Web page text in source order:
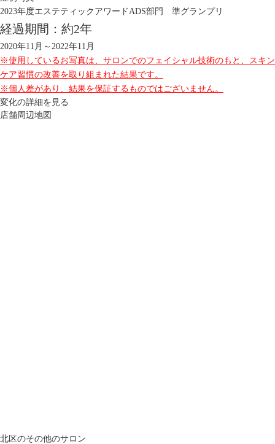
2023年度エステティックアワードADS部門 準グランプリ
経過期間：約2年
2020年11月～2022年11月
※使用しているお写真は、サロンでのフェイシャル技術のもと、スキン
ケア習慣の改善を取り組まれた結果です。
※個人差があり、結果を保証するものではございません。
変化の詳細を見る
店舗周辺地図
北区のその他のサロン